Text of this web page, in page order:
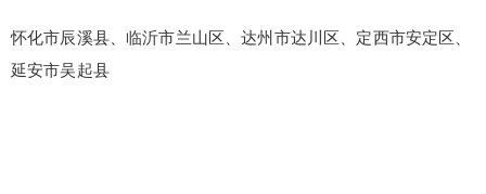
怀化市辰溪县、临沂市兰山区、达州市达川区、定西市安定区、
延安市吴起县